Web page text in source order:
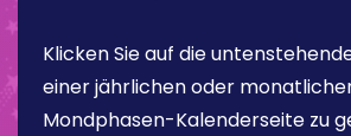
Klicken Sie auf die
einer jährlichen oder
Mondphasen-Kalenderseite zu